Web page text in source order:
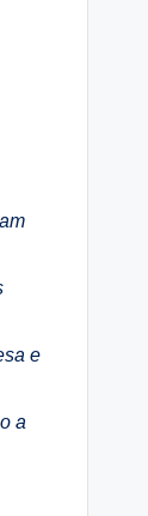
e
a